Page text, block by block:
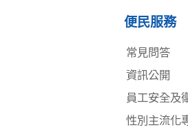
便民服務
常見問答
資訊公開
員工安全及
性別主流化